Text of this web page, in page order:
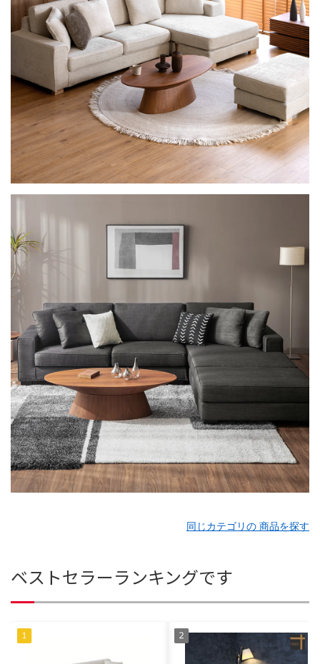
同じカテゴリの 商品を探す
ベストセラーランキングです